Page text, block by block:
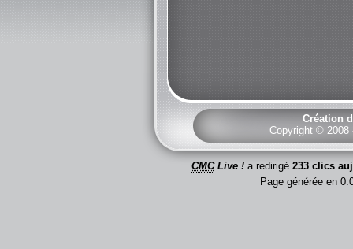
Création
Copyright © 2008
CMCLive !a redirigé 233 clics
Page générée en